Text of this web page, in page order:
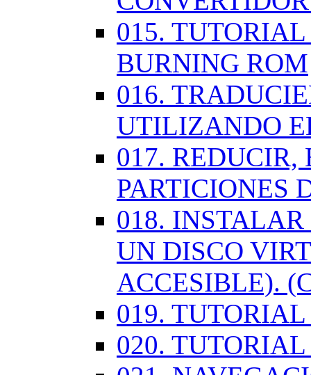
015.
BURNING ROM
016.
UTILIZANDO
017. REDUCIR,
PARTICIONES
018.
UN DISCO
ACCESIBLE).
019.
020.